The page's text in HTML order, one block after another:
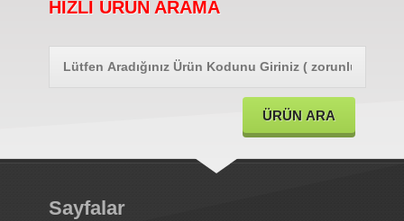
HIZLI ÜRÜN ARAMA
Sayfalar